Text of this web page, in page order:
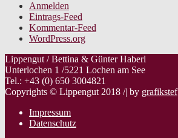
Anmelden
Eintrags-Feed
Kommentar-Feed
WordPress.org
Lippengut / Bettina & Günter Haberl
Unterlochen 1 /5221 Lochen am See
Tel.: +43 (0) 650 3004821
Copyrights © Lippengut 2018 /| by grafikstef
Impressum
Datenschutz